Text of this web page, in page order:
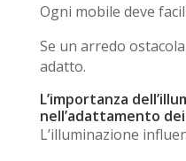
Ogni mobile deve
Se un arredo
adatto.
L’importanza
nell’adattamento
L’illuminazione